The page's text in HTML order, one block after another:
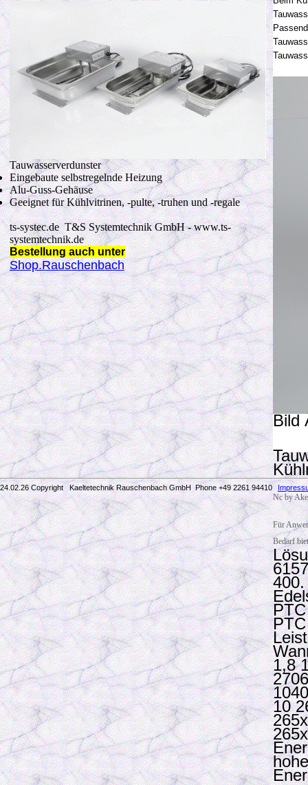
Tauwasserverdunster
Eingebaute selbstregelnde Heizung
Alu-Guss-Gehäuse
Geeignet für Kühlvitrinen, -pulte, -truhen und -regale
ts-systec.de T&S Systemtechnik GmbH - www.ts-
systemtechnik.de
Bestellung auch unter
Shop.Rauschenbach
Bild
Nc by
Für
Bedarf
1,8
10
24.02.26 Copyright Kaeltetechnik Rauschenbach GmbHPhone +49 2261 94410